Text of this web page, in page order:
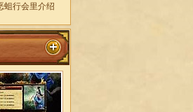
蛆行会里介绍